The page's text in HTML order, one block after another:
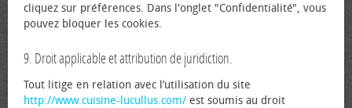
cliquez sur préférences. Dans l'onglet "Confidentialité", vous
pouvez bloquer les cookies.
9. Droit applicable et attribution de juridiction.
Tout litige en relation avec l’utilisation du site
http://www.cuisine-lucullus.com/ est soumis au droit